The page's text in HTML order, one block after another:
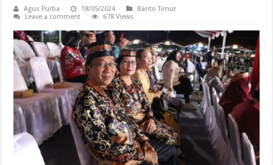
Agus Purba 18/05/2024
Barito Timur
Leave a comment
678 Views